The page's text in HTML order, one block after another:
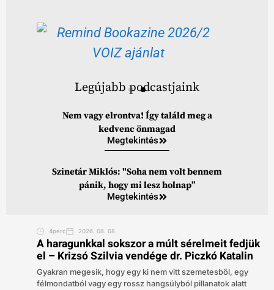
Legújabb podcastjaink
Nem vagy elrontva! Így találd meg a
kedvenc önmagad
Megtekintés
Szinetár Miklós: "Soha nem volt bennem
pánik, hogy mi lesz holnap”
Megtekintés
4perc 2026. 08. 08.
A haragunkkal sokszor a múlt sérelmeit fedjük
el – Krizsó Szilvia vendége dr. Piczkó Katalin
Gyakran megesik, hogy egy ki nem vitt szemetesből, egy
félmondatból vagy egy rossz hangsúlyból pillanatok alatt